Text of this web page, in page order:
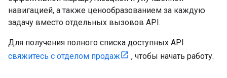
навигацией, а также ценообразованием за каждую
задачу вместо отдельных вызовов API.
Для получения полного списка доступных API
свяжитесь с отделом продаж
, чтобы начать работу.